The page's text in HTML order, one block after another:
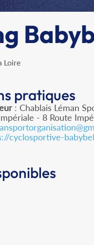
Loire
pratiques
: Chablais Léman
- 8 Route
cyclosportive-